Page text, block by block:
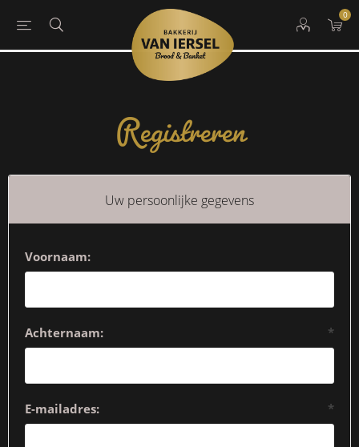
0
Registreren
Uw persoonlijke gegevens
Voornaam:
Achternaam: *
E-mailadres: *